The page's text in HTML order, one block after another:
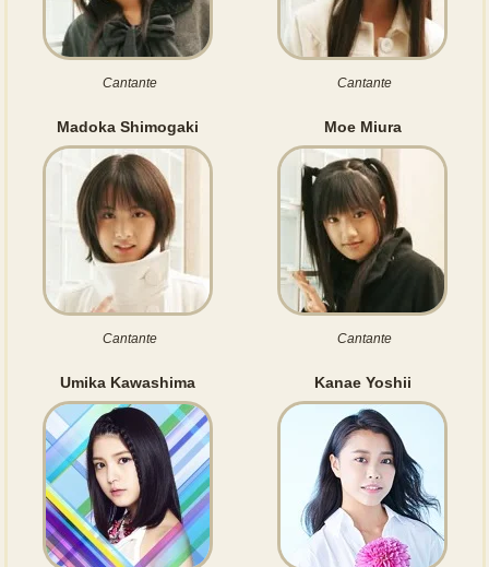
Cantante Cantante
Madoka Shimogaki
Cantante
Moe Miura
Cantante
Umika Kawashima Kanae Yoshii